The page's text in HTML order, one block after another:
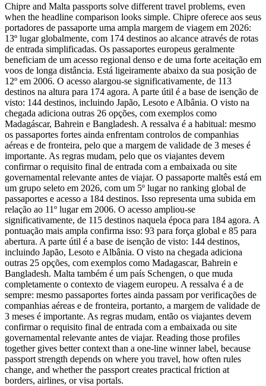
Chipre and Malta passports solve different travel problems, even
when the headline comparison looks simple. Chipre oferece aos seus
portadores de passaporte uma ampla margem de viagem em 2026:
13º lugar globalmente, com 174 destinos ao alcance através de rotas
de entrada simplificadas. Os passaportes europeus geralmente
beneficiam de um acesso regional denso e de uma forte aceitação em
voos de longa distância. Está ligeiramente abaixo da sua posição de
12º em 2006. O acesso alargou-se significativamente, de 113
destinos na altura para 174 agora. A parte útil é a base de isenção de
visto: 144 destinos, incluindo Japão, Lesoto e Albânia. O visto na
chegada adiciona outras 26 opções, com exemplos como
Madagáscar, Bahrein e Bangladesh. A ressalva é a habitual: mesmo
os passaportes fortes ainda enfrentam controlos de companhias
aéreas e de fronteira, pelo que a margem de validade de 3 meses é
importante. As regras mudam, pelo que os viajantes devem
confirmar o requisito final de entrada com a embaixada ou site
governamental relevante antes de viajar. O passaporte maltês está em
um grupo seleto em 2026, com um 5º lugar no ranking global de
passaportes e acesso a 184 destinos. Isso representa uma subida em
relação ao 11º lugar em 2006. O acesso ampliou-se
significativamente, de 115 destinos naquela época para 184 agora. A
pontuação mais ampla confirma isso: 93 para força global e 85 para
abertura. A parte útil é a base de isenção de visto: 144 destinos,
incluindo Japão, Lesoto e Albânia. O visto na chegada adiciona
outras 25 opções, com exemplos como Madagascar, Bahrein e
Bangladesh. Malta também é um país Schengen, o que muda
completamente o contexto de viagem europeu. A ressalva é a de
sempre: mesmo passaportes fortes ainda passam por verificações de
companhias aéreas e de fronteira, portanto, a margem de validade de
3 meses é importante. As regras mudam, então os viajantes devem
confirmar o requisito final de entrada com a embaixada ou site
governamental relevante antes de viajar. Reading those profiles
together gives better context than a one-line winner label, because
passport strength depends on where you travel, how often rules
change, and whether the passport creates practical friction at
borders, airlines, or visa portals.